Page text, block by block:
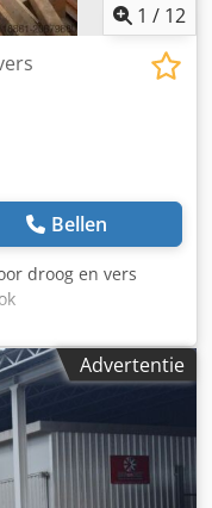
1 / 12
Bellen
droog en vers
Advertentie